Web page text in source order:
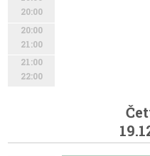
20:00
20:00
21:00
21:00
22:00